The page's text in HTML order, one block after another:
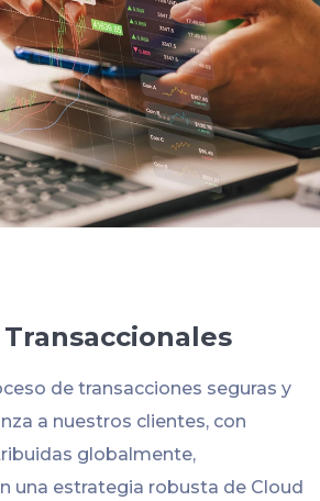
de transacciones seguras y
a nuestros clientes, con
globalmente,
una estrategia robusta de Cloud